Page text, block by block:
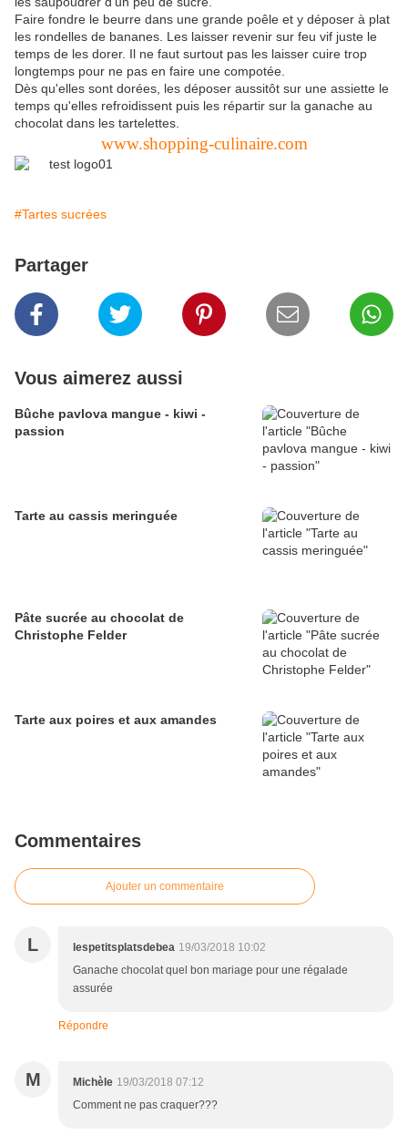
Faire fondre le beurre dans une grande poêle et y déposer à plat
les rondelles de bananes. Les laisser revenir sur feu vif juste le
temps de les dorer. Il ne faut surtout pas les laisser cuire trop
longtemps pour ne pas en faire une compotée.
Dès qu'elles sont dorées, les déposer aussitôt sur une assiette le
temps qu'elles refroidissent puis les répartir sur la ganache au
chocolat dans les tartelettes.
www.shopping-culinaire.com
#Tartes sucrées
Partager
Vous aimerez aussi
Bûche pavlova mangue - kiwi -
passion
Tarte au cassis meringuée
Pâte sucrée au chocolat de
Christophe Felder
Tarte aux poires et aux amandes
Commentaires
Ajouter un commentaire
L lespetitsplatsdebea 19/03/2018 10:02
Ganache chocolat quel bon mariage pour une régalade
assurée
Répondre
M Michèle 19/03/2018 07:12
Comment ne pas craquer???